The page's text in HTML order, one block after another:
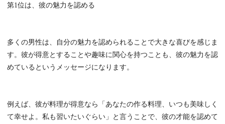
第1位は、彼の魅力を認める
多くの男性は、自分の魅力を認められることで大きな喜びを感じま
す。彼が得意とすることや趣味に関心を持つことも、彼の魅力を認
めているというメッセージになります。
例えば、彼が料理が得意なら「あなたの作る料理、いつも美味しく
て幸せよ。私も習いたいぐらい」と言うことで、彼の才能を認めて